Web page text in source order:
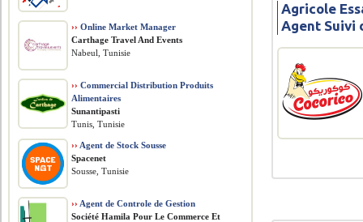
Agricole
Agent Suivi
›› Online Market Manager
Carthage Travel And Events
Nabeul, Tunisie
›› Commercial Distribution Produits
Alimentaires
Sunantipasti
Tunis, Tunisie
›› Agent de Stock Sousse
Spacenet
Sousse, Tunisie
›› Agent de Controle de Gestion
Société Hamila Pour Le Commerce Et